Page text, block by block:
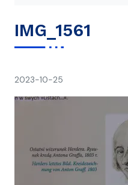
IMG_1561
2023-10-25